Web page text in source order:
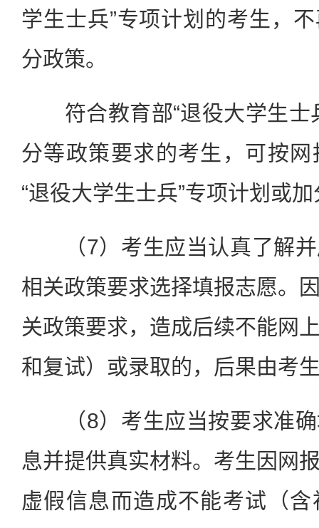
学生士兵”专项计划的考生，
分政策。
符合教育部“退役大学生士
分等政策要求的考生，可按
“退役大学生士兵”专项计划或
（7）考生应当认真了解并
相关政策要求选择填报志愿。
关政策要求，造成后续不能网
和复试）或录取的，后果由考
（8）考生应当按要求准确
息并提供真实材料。考生因网
虚假信息而造成不能考试（